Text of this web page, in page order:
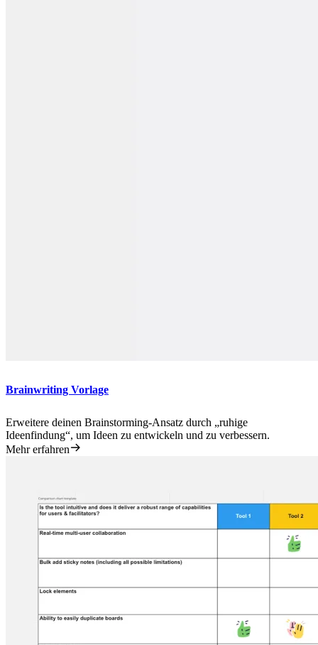
Brainwriting Vorlage
Erweitere deinen Brainstorming-Ansatz durch „ruhige
Ideenfindung“, um Ideen zu entwickeln und zu verbessern.
Mehr erfahren